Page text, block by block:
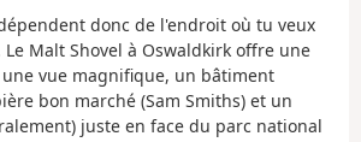
donc de l'endroit où tu veux
Malt Shovel à Oswaldkirk offre une
vue magnifique, un bâtiment
bon marché (Sam Smiths) et un
juste en face du parc national